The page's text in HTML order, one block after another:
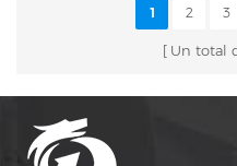
1 2 3
Un total